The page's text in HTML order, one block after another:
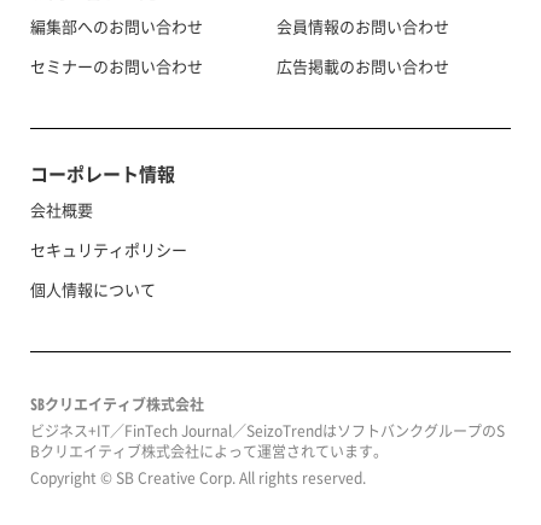
編集部へのお問い合わせ
セミナーのお問い合わせ
会員情報のお問い合わせ
広告掲載のお問い合わせ
コーポレート情報
会社概要
セキュリティポリシー
個人情報について
SBクリエイティブ株式会社
ビジネス+IT／FinTech Journal／SeizoTrendはソフトバンクグループのS
Bクリエイティブ株式会社によって運営されています。
Copyright © SB Creative Corp. All rights reserved.